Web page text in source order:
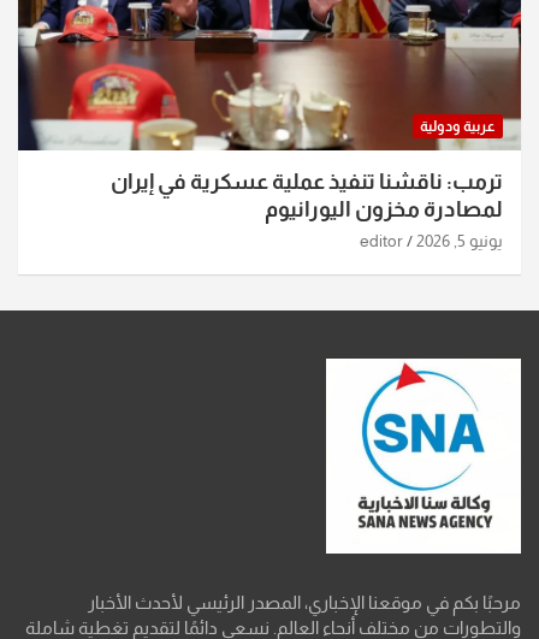
عربية ودولية
ترمب: ناقشنا تنفيذ عملية عسكرية في إيران
لمصادرة مخزون اليورانيوم
يونيو 5, 2026 editor
مرحبًا بكم في موقعنا الإخباري، المصدر الرئيسي لأحدث الأخبار
والتطورات من مختلف أنحاء العالم. نسعى دائمًا لتقديم تغطية شاملة